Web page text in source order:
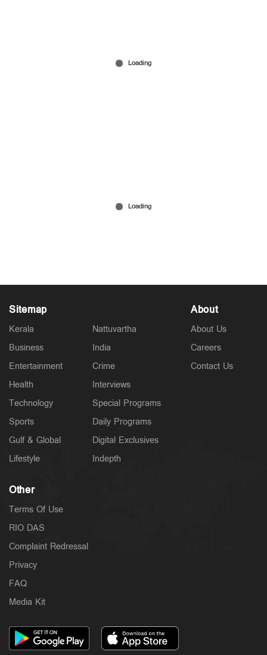
Sitemap
Kerala
Business
Entertainment
Health
Technology
Sports
Gulf & Global
Lifestyle
Nattuvartha
India
Crime
Interviews
Special Programs
Daily Programs
Digital Exclusives
Indepth
About
About Us
Careers
Contact Us
Other
Terms Of Use
RIO DAS
Complaint Redressal
Privacy
FAQ
Media Kit